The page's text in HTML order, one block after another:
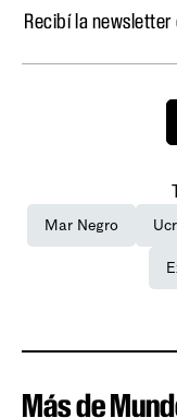
Recibí la
Mar Negro
Más de